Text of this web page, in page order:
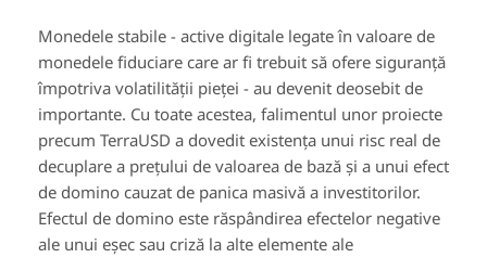
Monedele stabile - active digitale legate în valoare de
monedele fiduciare care ar fi trebuit să ofere siguranță
împotriva volatilității pieței - au devenit deosebit de
importante. Cu toate acestea, falimentul unor proiecte
precum TerraUSD a dovedit existența unui risc real de
decuplare a prețului de valoarea de bază și a unui efect
de domino cauzat de panica masivă a investitorilor.
Efectul de domino este răspândirea efectelor negative
ale unui eșec sau criză la alte elemente ale